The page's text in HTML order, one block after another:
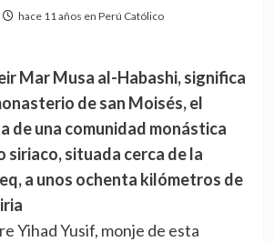
hace 11 años en Perú Católico
Mar Musa al-Habashi, significa
de san Moisés, el
de una comunidad monástica
siriaco, situada cerca de la
a unos ochenta kilómetros de
Yihad Yusif, monje de esta